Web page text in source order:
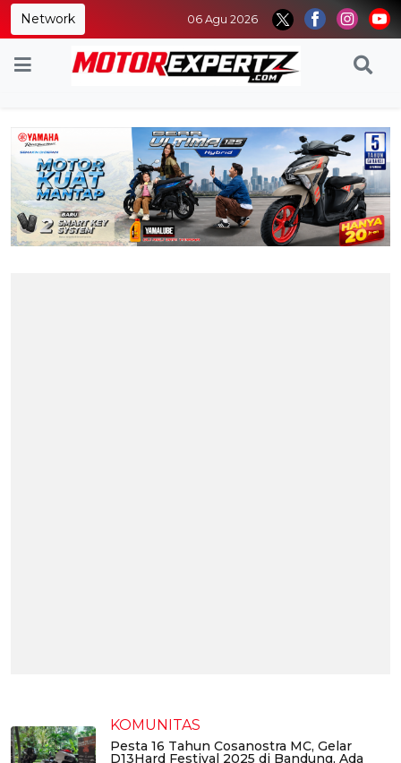
Network 06 Agu 2026
KOMUNITAS
Pesta 16 Tahun Cosanostra MC, Gelar
D13Hard Festival 2025 di Bandung, Ada